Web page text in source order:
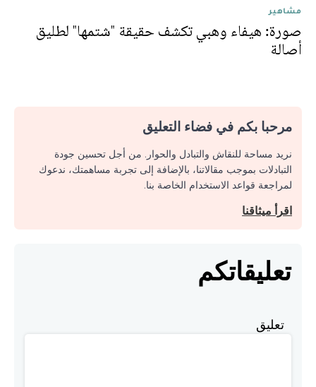
مشاهير
صورة: هيفاء وهبي تكشف حقيقة "شتمها" لطليق
أصالة
مرحبا بكم في فضاء التعليق
نريد مساحة للنقاش والتبادل والحوار. من أجل تحسين جودة
التبادلات بموجب مقالاتنا، بالإضافة إلى تجربة مساهمتك، ندعوك
لمراجعة قواعد الاستخدام الخاصة بنا.
اقرأ ميثاقنا
تعليقاتكم
تعليق